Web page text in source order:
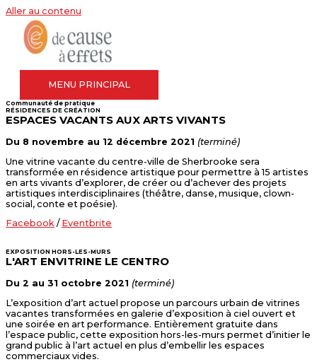
Aller au contenu
MENU PRINCIPAL
Communauté de pratique
RÉSIDENCES DE CRÉATION
ESPACES VACANTS AUX ARTS VIVANTS
Du 8 novembre au 12 décembre 2021 (terminé)
Une vitrine vacante du centre-ville de Sherbrooke sera
transformée en résidence artistique pour permettre à 15 artistes
en arts vivants d’explorer, de créer ou d’achever des projets
artistiques interdisciplinaires (théâtre, danse, musique, clown-
social, conte et poésie).
Facebook / Eventbrite
EXPOSITION HORS-LES-MURS
L'ART ENVITRINE LE CENTRO
Du 2 au 31 octobre 2021 (terminé)
L’exposition d’art actuel propose un parcours urbain de vitrines
vacantes transformées en galerie d’exposition à ciel ouvert et
une soirée en art performance. Entièrement gratuite dans
l’espace public, cette exposition hors-les-murs permet d’initier le
grand public à l’art actuel en plus d’embellir les espaces
commerciaux vides.